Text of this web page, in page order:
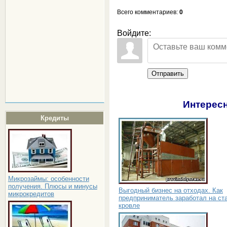
Кредиты
Микрозаймы: особенности
получения. Плюсы и минусы
микрокредитов
Всего комментариев: 0
Войдите:
Отправить
Выгодный бизнес на отходах. Как
предприниматель заработал на
кровле